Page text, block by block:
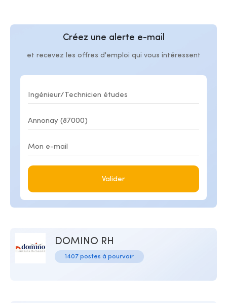
Créez une alerte e-mail
et recevez les offres d'emploi qui vous intéressent
Valider
DOMINO RH
1407 postes à pourvoir